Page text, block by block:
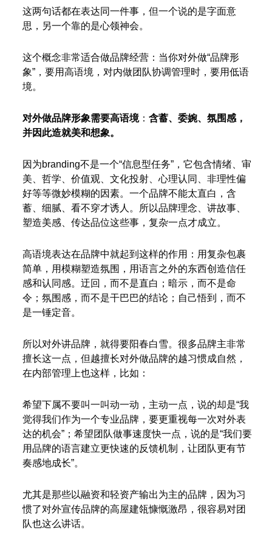
这两句话都在表达同一件事，但一个说的是字面意
思，另一个靠的是心领神会。
这个概念非常适合做品牌经营：当你对外做“品牌形
象”，要用高语境，对内做团队协调管理时，要用低语
境。
对外做品牌形象需要高语境：含蓄、委婉、氛围感，
并因此造就美和想象。
因为branding不是一个“信息型任务”，它包含情绪、审
美、哲学、价值观、文化投射、心理认同、非理性偏
好等等微妙模糊的因素。一个品牌不能太直白，含
蓄、细腻、看不穿才诱人。所以品牌理念、讲故事、
塑造美感、传达品位这些事，复杂一点才成立。
高语境表达在品牌中就起到这样的作用：用复杂包裹
简单，用模糊塑造氛围，用语言之外的东西创造信任
感和认同感。迂回，而不是直白；暗示，而不是命
令；氛围感，而不是干巴巴的结论；自己悟到，而不
是一锤定音。
所以对外讲品牌，就得要阳春白雪。很多品牌主非常
擅长这一点，但越擅长对外做品牌的越习惯成自然，
在内部管理上也这样，比如：
希望下属不要叫一叫动一动，主动一点，说的却是“我
觉得我们作为一个专业品牌，要更重视每一次对外表
达的机会”；希望团队做事速度快一点，说的是“我们要
用品牌的语言建立更快速的反馈机制，让团队更有节
奏感地成长”。
尤其是那些以融资和轻资产输出为主的品牌，因为习
惯了对外宣传品牌的高屋建瓴慷慨激昂，很容易对团
队也这么讲话。